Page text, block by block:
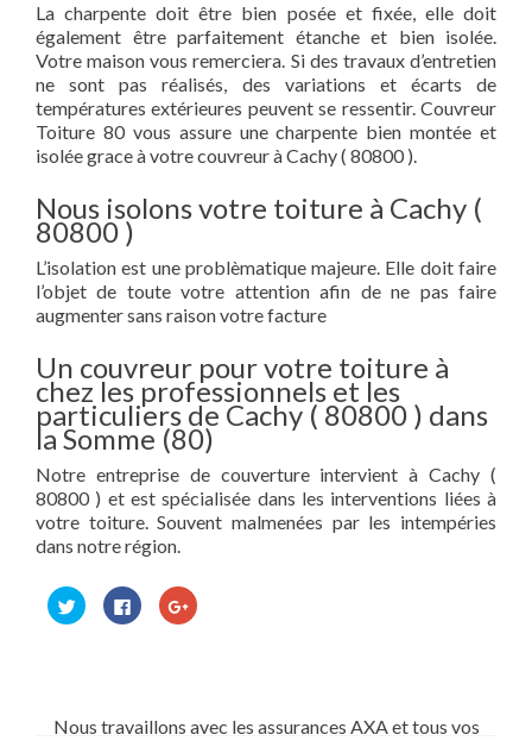
La charpente doit être bien posée et fixée, elle doit
également être parfaitement étanche et bien isolée.
Votre maison vous remerciera. Si des travaux d’entretien
ne sont pas réalisés, des variations et écarts de
températures extérieures peuvent se ressentir. Couvreur
Toiture 80 vous assure une charpente bien montée et
isolée grace à votre couvreur à Cachy ( 80800 ).
Nous isolons votre toiture à Cachy (
80800 )
L’isolation est une problèmatique majeure. Elle doit faire
l’objet de toute votre attention afin de ne pas faire
augmenter sans raison votre facture
Un couvreur pour votre toiture à
chez les professionnels et les
particuliers de Cachy ( 80800 ) dans
la Somme (80)
Notre entreprise de couverture intervient à Cachy (
80800 ) et est spécialisée dans les interventions liées à
votre toiture. Souvent malmenées par les intempéries
dans notre région.
Cliquez
pour
partager
Cliquez
pour
partager
Cliquez
pour
fenêtre)
Nous travaillons avec les assurances AXA et tous vos